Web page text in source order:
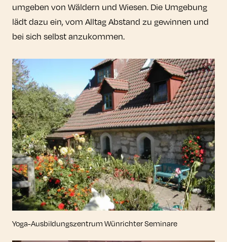
umgeben von Wäldern und Wiesen. Die Umgebung
lädt dazu ein, vom Alltag Abstand zu gewinnen und
bei sich selbst anzukommen.
Yoga-Ausbildungszentrum Wünrichter Seminare